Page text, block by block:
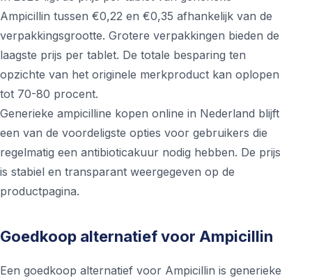
Ampicillin tussen €0,22 en €0,35 afhankelijk van de
verpakkingsgrootte. Grotere verpakkingen bieden de
laagste prijs per tablet. De totale besparing ten
opzichte van het originele merkproduct kan oplopen
tot 70-80 procent.
Generieke ampicilline kopen online in Nederland blijft
een van de voordeligste opties voor gebruikers die
regelmatig een antibioticakuur nodig hebben. De prijs
is stabiel en transparant weergegeven op de
productpagina.
Goedkoop alternatief voor Ampicillin
Een goedkoop alternatief voor Ampicillin is generieke